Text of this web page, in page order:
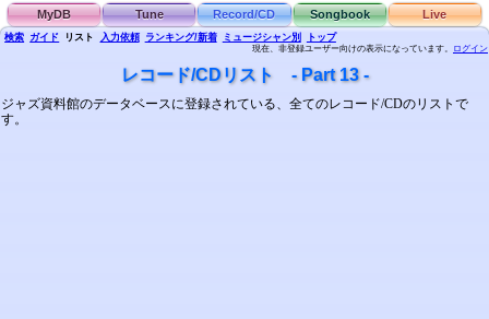
MyDB Tune Record/CD Songbook Live
検索 ガイド リスト 入力依頼 ランキング/新着 ミュージシャン別 トップ
現在、非登録ユーザー向けの表示になっています。 ログイン
レコード/CDリスト - Part 13 -
ジャズ資料館のデータベースに登録されている、全てのレコード/CDのリストで
す。